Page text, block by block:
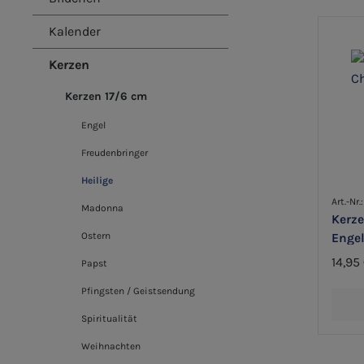
Kalender
Kerzen
Kerzen 17/6 cm
Engel
Freudenbringer
Heilige
Madonna
Ostern
Papst
Pfingsten / Geistsendung
Spiritualität
Weihnachten
Art.-
Engel